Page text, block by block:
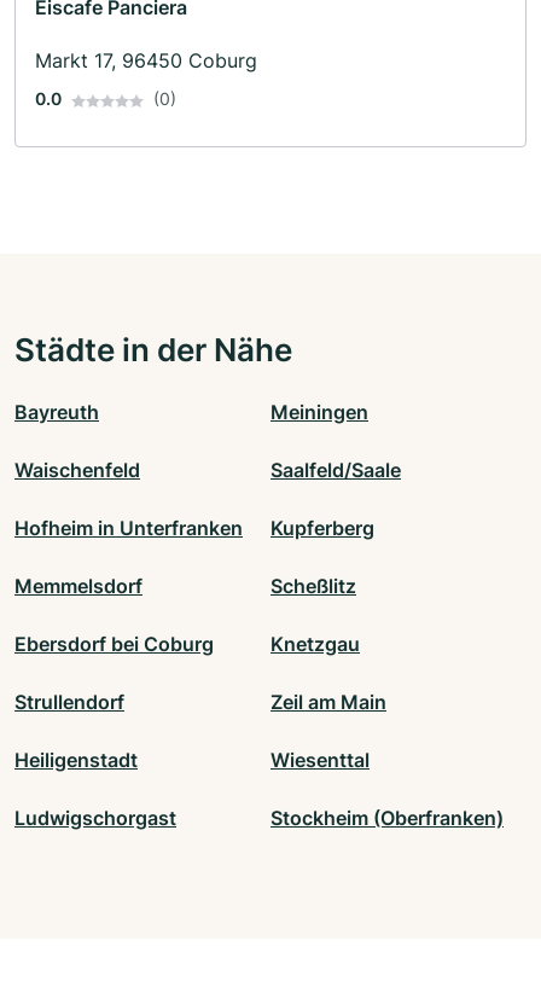
Eiscafe Panciera
Markt 17, 96450 Coburg
0.0 (0)
Städte in der Nähe
Bayreuth Meiningen
Waischenfeld Saalfeld/Saale
Hofheim in Unterfranken Kupferberg
Memmelsdorf Scheßlitz
Ebersdorf bei Coburg Knetzgau
Strullendorf Zeil am Main
Heiligenstadt Wiesenttal
Ludwigschorgast Stockheim (Oberfranken)